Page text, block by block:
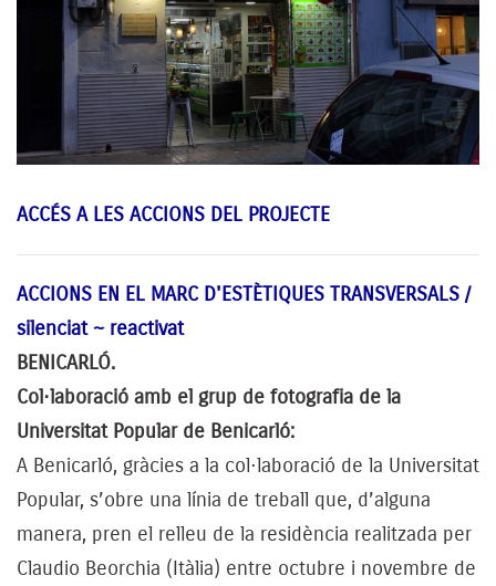
ACCÉS A LES ACCIONS DEL PROJECTE
ACCIONS EN EL MARC D'ESTÈTIQUES TRANSVERSALS /
silenciat ~ reactivat
BENICARLÓ.
Col·laboració amb el grup de fotografia de la
Universitat Popular de Benicarló:
A Benicarló, gràcies a la col·laboració de la Universitat
Popular, s’obre una línia de treball que, d’alguna
manera, pren el relleu de la residència realitzada per
Claudio Beorchia (Itàlia) entre octubre i novembre de